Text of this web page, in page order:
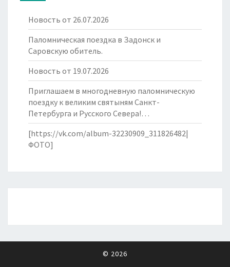
Новость от 26.07.2026
Паломническая поездка в Задонск и
Саровскую обитель.
Новость от 19.07.2026
Приглашаем в многодневную паломническую
поездку к великим святыням Санкт-
Петербурга и Русского Севера!…
[https://vk.com/album-32230909_311826482|
ФОТО]
© 2026